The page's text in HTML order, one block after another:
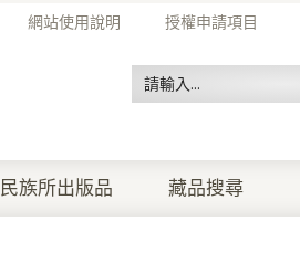
網站使用說明 授權申請項目
民族所出版品 藏品搜尋